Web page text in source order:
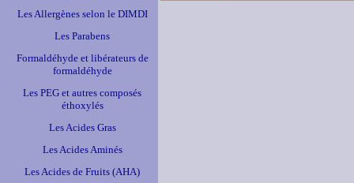
Les Allergènes selon le DIMDI
Les Parabens
Formaldéhyde et libérateurs de
formaldéhyde
Les PEG et autres composés
éthoxylés
Les Acides Gras
Les Acides Aminés
Les Acides de Fruits (AHA)